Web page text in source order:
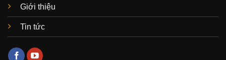
Giới thiệu
Tin tức